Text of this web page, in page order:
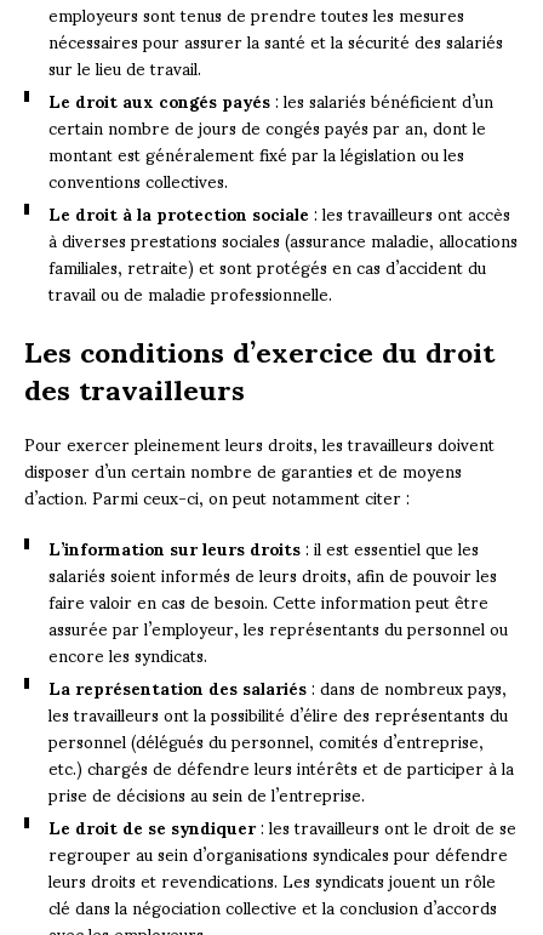
employeurs sont tenus de prendre toutes les mesures
nécessaires pour assurer la santé et la sécurité des salariés
sur le lieu de travail.
Le droit aux congés payés: les salariés bénéficient d’un
certain nombre de jours de congés payés par an, dont le
montant est généralement fixé par la législation ou les
conventions collectives.
Le droit à la protection sociale: les travailleurs ont accès
à diverses prestations sociales (assurance maladie, allocations
familiales, retraite) et sont protégés en cas d’accident du
travail ou de maladie professionnelle.
Les conditions d’exercice du droit
des travailleurs
Pour exercer pleinement leurs droits, les travailleurs doivent
disposer d’un certain nombre de garanties et de moyens
d’action. Parmi ceux-ci, on peut notamment citer :
L’information sur leurs droits: il est essentiel que les
salariés soient informés de leurs droits, afin de pouvoir les
faire valoir en cas de besoin. Cette information peut être
assurée par l’employeur, les représentants du personnel ou
encore les syndicats.
La représentation des salariés: dans de nombreux pays,
les travailleurs ont la possibilité d’élire des représentants du
personnel (délégués du personnel, comités d’entreprise,
etc.) chargés de défendre leurs intérêts et de participer à la
prise de décisions au sein de l’entreprise.
Le droit de se syndiquer: les travailleurs ont le droit de se
regrouper au sein d’organisations syndicales pour défendre
leurs droits et revendications. Les syndicats jouent un rôle
clé dans la négociation collective et la conclusion d’accords